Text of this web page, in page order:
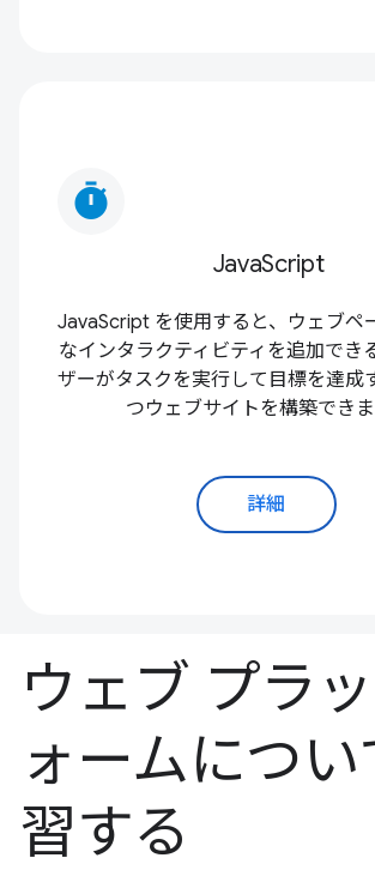
timer
JavaScript
JavaScript を使用すると、ウェブペ
なインタラクティビティを追加でき
ザーがタスクを実行して目標を達成
つウェブサイトを構築できま
詳細
ウェブ プラ
ォームにつ
習する